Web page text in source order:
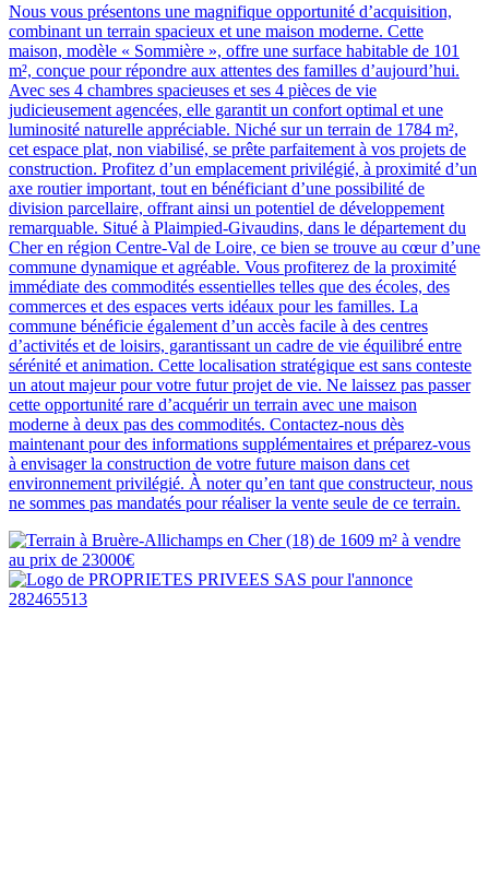
Nous vous présentons une magnifique opportunité d’acquisition,
combinant un terrain spacieux et une maison moderne. Cette
maison, modèle « Sommière », offre une surface habitable de 101
m², conçue pour répondre aux attentes des familles d’aujourd’hui.
Avec ses 4 chambres spacieuses et ses 4 pièces de vie
judicieusement agencées, elle garantit un confort optimal et une
luminosité naturelle appréciable. Niché sur un terrain de 1784 m²,
cet espace plat, non viabilisé, se prête parfaitement à vos projets de
construction. Profitez d’un emplacement privilégié, à proximité d’un
axe routier important, tout en bénéficiant d’une possibilité de
division parcellaire, offrant ainsi un potentiel de développement
remarquable. Situé à Plaimpied-Givaudins, dans le département du
Cher en région Centre-Val de Loire, ce bien se trouve au cœur d’une
commune dynamique et agréable. Vous profiterez de la proximité
immédiate des commodités essentielles telles que des écoles, des
commerces et des espaces verts idéaux pour les familles. La
commune bénéficie également d’un accès facile à des centres
d’activités et de loisirs, garantissant un cadre de vie équilibré entre
sérénité et animation. Cette localisation stratégique est sans conteste
un atout majeur pour votre futur projet de vie. Ne laissez pas passer
cette opportunité rare d’acquérir un terrain avec une maison
moderne à deux pas des commodités. Contactez-nous dès
maintenant pour des informations supplémentaires et préparez-vous
à envisager la construction de votre future maison dans cet
environnement privilégié. À noter qu’en tant que constructeur, nous
ne sommes pas mandatés pour réaliser la vente seule de ce terrain.